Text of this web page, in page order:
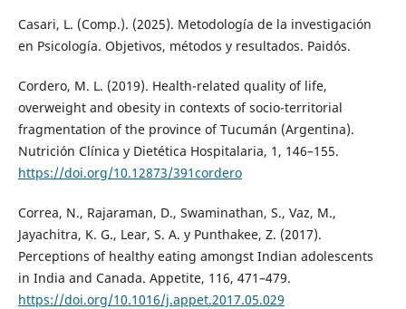
Casari, L. (Comp.). (2025). Metodología de la investigación
en Psicología. Objetivos, métodos y resultados. Paidós.
Cordero, M. L. (2019). Health-related quality of life,
overweight and obesity in contexts of socio-territorial
fragmentation of the province of Tucumán (Argentina).
Nutrición Clínica y Dietética Hospitalaria, 1, 146–155.
https://doi.org/10.12873/391cordero
Correa, N., Rajaraman, D., Swaminathan, S., Vaz, M.,
Jayachitra, K. G., Lear, S. A. y Punthakee, Z. (2017).
Perceptions of healthy eating amongst Indian adolescents
in India and Canada. Appetite, 116, 471–479.
https://doi.org/10.1016/j.appet.2017.05.029